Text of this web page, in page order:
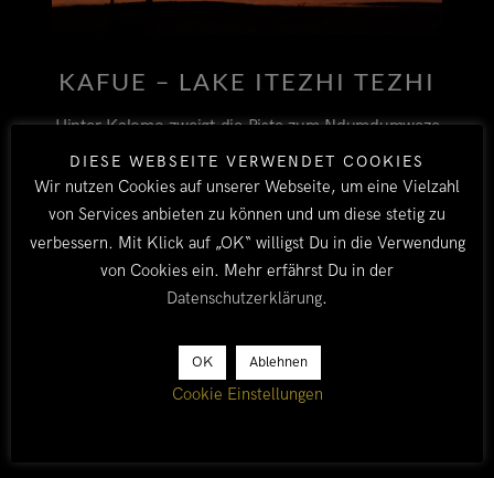
KAFUE – LAKE ITEZHI TEZHI
Hinter Kalomo zweigt die Piste zum Ndumdumweze
Gate des Kafue Nationalparks ab. Der Kafue
Nationalpark ist mit 22.400 km² der größte und
älteste Nationalpark Sambias. Auf der tiefsandigen
ca. 110 km langen Strecke vom Ndumdumweze
Gate bis zum Lake Itezhi Tezhi (sprich: Iteschi
Teschi) sehen wir kein einziges anderes Auto. Wenn
sicher ein Satellitentelefon mitnehmen, denn in
DIESE WEBSEITE VERWENDET COOKIES
Wir nutzen Cookies auf unserer Webseite, um eine Vielzahl
von Services anbieten zu können und um diese stetig zu
verbessern. Mit Klick auf „OK“ willigst Du in die Verwendung
von Cookies ein. Mehr erfährst Du in der
Datenschutzerklärung.
OK Ablehnen
Cookie Einstellungen